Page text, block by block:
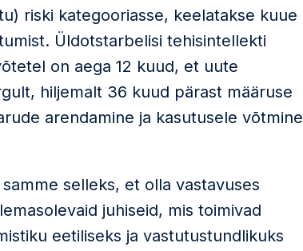
riski kategooriasse, keelatakse kuue
Üldotstarbelisi tehisintellekti
on aega 12 kuud, et uute
hiljemalt 36 kuud pärast määruse
arendamine ja kasutusele võtmine
selleks, et olla vastavuses
juhiseid, mis toimivad
eetiliseks ja vastutustundlikuks